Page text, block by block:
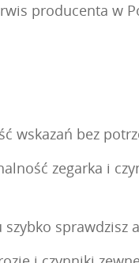
producenta w
wskazań bez
zegarka i
sprawdzisz